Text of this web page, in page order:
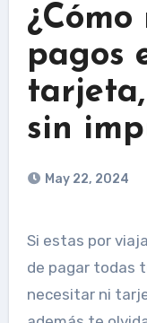
pagos
sin
May 22, 2024
Si estas por viajar a Brasil te cuento una forma
de pagar todas
necesitar ni